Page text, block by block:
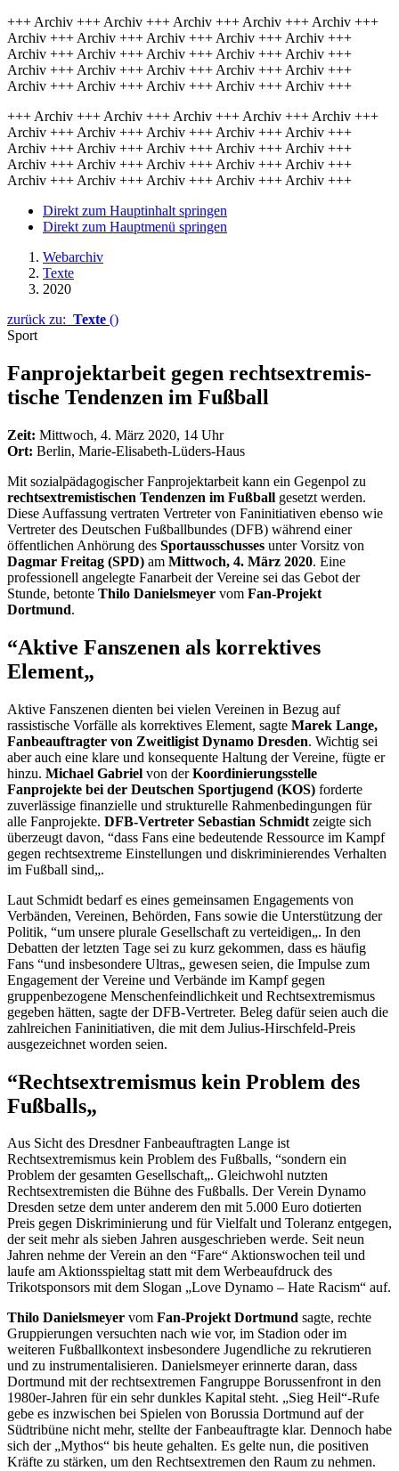
+++ Archiv +++ Archiv +++ Archiv +++ Archiv +++ Archiv +++
Archiv +++ Archiv +++ Archiv +++ Archiv +++ Archiv +++
Archiv +++ Archiv +++ Archiv +++ Archiv +++ Archiv +++
Archiv +++ Archiv +++ Archiv +++ Archiv +++ Archiv +++
Archiv +++ Archiv +++ Archiv +++ Archiv +++ Archiv +++
+++ Archiv +++ Archiv +++ Archiv +++ Archiv +++ Archiv +++
Archiv +++ Archiv +++ Archiv +++ Archiv +++ Archiv +++
Archiv +++ Archiv +++ Archiv +++ Archiv +++ Archiv +++
Archiv +++ Archiv +++ Archiv +++ Archiv +++ Archiv +++
Archiv +++ Archiv +++ Archiv +++ Archiv +++ Archiv +++
Direkt zum Hauptinhalt springen
Direkt zum Hauptmenü springen
Webarchiv
Texte
2020
zurück zu: Texte ()
Sport
Fanprojektarbeit gegen rechts­extremis­
tische Tenden­zen im Fußball
Zeit: Mittwoch, 4. März 2020, 14 Uhr
Ort: Berlin, Marie-Elisabeth-Lüders-Haus
Mit sozialpädagogischer Fanprojektarbeit kann ein Gegenpol zu
rechtsextremistischen Tendenzen im Fußball gesetzt werden.
Diese Auffassung vertraten Vertreter von Faninitiativen ebenso wie
Vertreter des Deutschen Fußballbundes (DFB) während einer
öffentlichen Anhörung des Sportausschusses unter Vorsitz von
Dagmar Freitag (SPD) am Mittwoch, 4. März 2020. Eine
professionell angelegte Fanarbeit der Vereine sei das Gebot der
Stunde, betonte Thilo Danielsmeyer vom Fan-Projekt
Dortmund.
“Aktive Fanszenen als korrektives
Element„
Aktive Fanszenen dienten bei vielen Vereinen in Bezug auf
rassistische Vorfälle als korrektives Element, sagte Marek Lange,
Fanbeauftragter von Zweitligist Dynamo Dresden. Wichtig sei
aber auch eine klare und konsequente Haltung der Vereine, fügte er
hinzu. Michael Gabriel von derKoordinierungsstelle
Fanprojekte bei der Deutschen Sportjugend (KOS) forderte
zuverlässige finanzielle und strukturelle Rahmenbedingungen für
alle Fanprojekte. DFB-Vertreter Sebastian Schmidt zeigte sich
überzeugt davon, “dass Fans eine bedeutende Ressource im Kampf
gegen rechtsextreme Einstellungen und diskriminierendes Verhalten
im Fußball sind„.
Laut Schmidt bedarf es eines gemeinsamen Engagements von
Verbänden, Vereinen, Behörden, Fans sowie die Unterstützung der
Politik, “um unsere plurale Gesellschaft zu verteidigen„. In den
Debatten der letzten Tage sei zu kurz gekommen, dass es häufig
Fans “und insbesondere Ultras„ gewesen seien, die Impulse zum
Engagement der Vereine und Verbände im Kampf gegen
gruppenbezogene Menschenfeindlichkeit und Rechtsextremismus
gegeben hätten, sagte der DFB-Vertreter. Beleg dafür seien auch die
zahlreichen Faninitiativen, die mit dem Julius-Hirschfeld-Preis
ausgezeichnet worden seien.
“Rechtsextremismus kein Problem des
Fußballs„
Aus Sicht des Dresdner Fanbeauftragten Lange ist
Rechtsextremismus kein Problem des Fußballs, “sondern ein
Problem der gesamten Gesellschaft„. Gleichwohl nutzten
Rechtsextremisten die Bühne des Fußballs. Der Verein Dynamo
Dresden setze dem unter anderem den mit 5.000 Euro dotierten
Preis gegen Diskriminierung und für Vielfalt und Toleranz entgegen,
der seit mehr als sieben Jahren ausgeschrieben werde. Seit neun
Jahren nehme der Verein an den “Fare“ Aktionswochen teil und
laufe am Aktionsspieltag statt mit dem Werbeaufdruck des
Trikotsponsors mit dem Slogan „Love Dynamo – Hate Racism“ auf.
Thilo Danielsmeyer vom Fan-Projekt Dortmund sagte, rechte
Gruppierungen versuchten nach wie vor, im Stadion oder im
weiteren Fußballkontext insbesondere Jugendliche zu rekrutieren
und zu instrumentalisieren. Danielsmeyer erinnerte daran, dass
Dortmund mit der rechtsextremen Fangruppe Borussenfront in den
1980er-Jahren für ein sehr dunkles Kapital steht. „Sieg Heil“-Rufe
gebe es inzwischen bei Spielen von Borussia Dortmund auf der
Südtribüne nicht mehr, stellte der Fanbeauftragte klar. Dennoch habe
sich der „Mythos“ bis heute gehalten. Es gelte nun, die positiven
Kräfte zu stärken, um den Rechtsextremen den Raum zu nehmen.